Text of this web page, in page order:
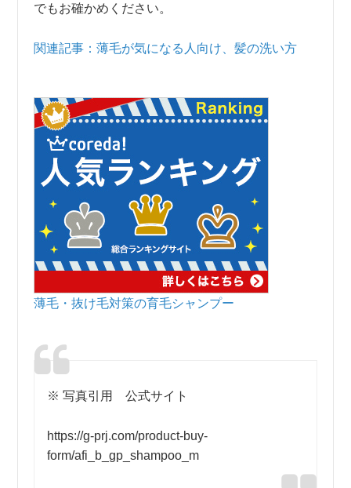
でもお確かめください。
関連記事：薄毛が気になる人向け、髪の洗い方
薄毛・抜け毛対策の育毛シャンプー
※ 写真引用 公式サイト
https://g-prj.com/product-buy-
form/afi_b_gp_shampoo_m